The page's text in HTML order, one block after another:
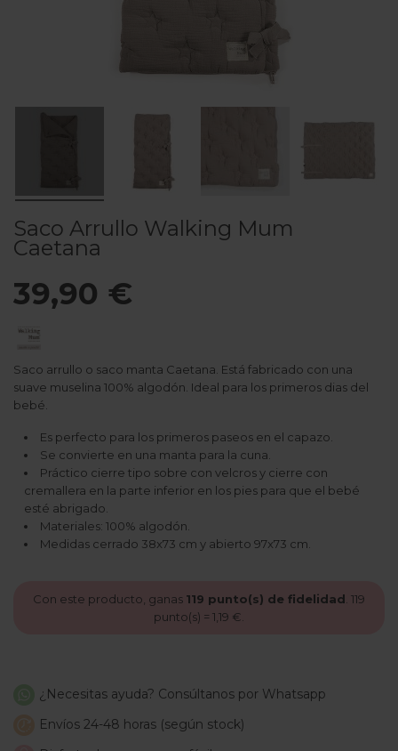
Saco Arrullo Walking Mum
Caetana
39,90 €
Saco arrullo o saco manta Caetana. Está fabricado con una
suave muselina 100% algodón. Ideal para los primeros dias del
bebé.
Es perfecto para los primeros paseos en el capazo.
Se convierte en una manta para la cuna.
Práctico cierre tipo sobre con velcros y cierre con
cremallera en la parte inferior en los pies para que el bebé
esté abrigado.
Materiales: 100% algodón.
Medidas cerrado 38x73 cm y abierto 97x73 cm.
Con este producto, ganas 119 punto(s) de fidelidad 119
punto(s) = 1,19 €
¿Necesitas ayuda? Consúltanos por Whatsapp
Envíos 24-48 horas (según stock)